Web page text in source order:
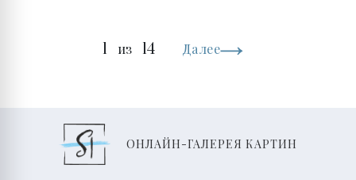
1 из 14 Далее
ОНЛАЙН-ГАЛЕРЕЯ КАРТИН